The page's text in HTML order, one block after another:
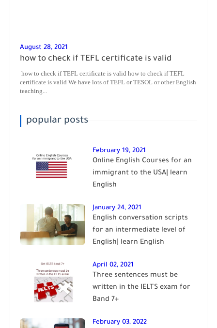
August 28, 2021
how to check if TEFL certificate is valid
how to check if TEFL certificate is valid how to check if TEFL
certificate is valid We have lots of TEFL or TESOL or other English
teaching...
popular posts
February 19, 2021
Online English Courses for an
immigrant to the USA| learn
English
January 24, 2021
English conversation scripts
for an intermediate level of
English| learn English
April 02, 2021
Three sentences must be
written in the IELTS exam for
Band 7+
February 03, 2022